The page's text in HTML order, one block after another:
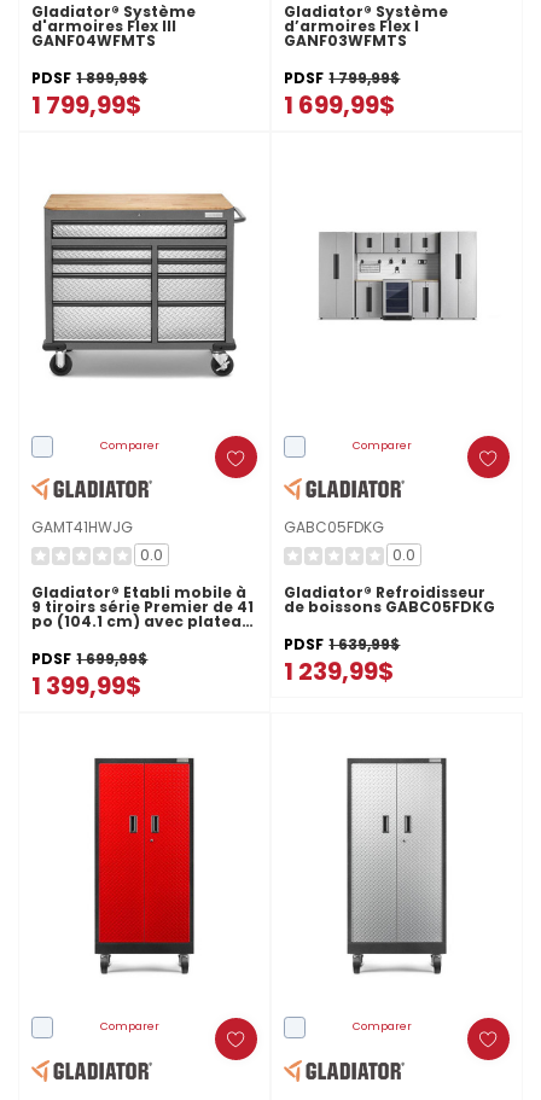
Gladiator® Système
d'armoires Flex III
GANF04WFMTS
PDSF 1 899,99$
1 799,99$
Gladiator® Système
d’armoires Flex I
GANF03WFMTS
PDSF 1 799,99$
1 699,99$
Comparer
GAMT41HWJG
0.0
Gladiator® Établi mobile à
9 tiroirs série Premier de 41
po (104.1 cm) avec plateau
en bois massif
GAMT41HWJG
PDSF 1 699,99$
1 399,99$
Comparer
GABC05FDKG
0.0
Gladiator® Refroidisseur
de boissons GABC05FDKG
PDSF 1 639,99$
1 239,99$
Comparer Comparer